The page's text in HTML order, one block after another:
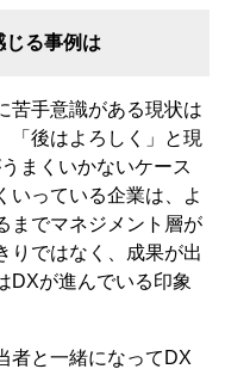
じる事例は
苦手意識がある現状は
「後はよろしく」と現
まくいかないケース
いっている企業は、よ
までマネジメント層が
りではなく、成果が出
DXが進んでいる印象
者と一緒になってDX